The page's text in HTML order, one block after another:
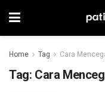
Home Tag Cara
Tag: Cara